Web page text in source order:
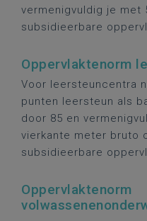
vermenigvuldig je met
subsidieerbare
Oppervlaktenorm
Voor leersteuncentra
punten leersteun als
door 85 en
vierkante meter bruto
subsidieerbare
Oppervlaktenorm